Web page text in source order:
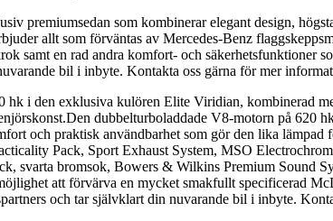
premiumsedan som kombinerar elegant design,
allt som förväntas av Mercedes-Benz
samt en rad andra komfort- och
bil i inbyte. Kontakta oss gärna för mer
i den exklusiva kulören Elite Viridian, kombinerad
dubbelturboladdade V8-motorn på 620
och praktisk användbarhet som gör den lika
Pack, Sport Exhaust System, MSO
svarta bromsok, Bowers & Wilkins Premium Sound
att förvärva en mycket smakfullt specificerad
och tar självklart din nuvarande bil i inbyte.